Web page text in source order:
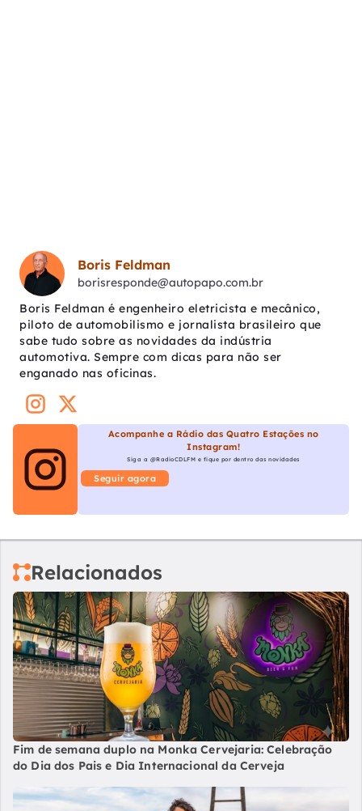
Boris Feldman
borisresponde@autopapo.com.br
Boris Feldman é engenheiro eletricista e mecânico,
piloto de automobilismo e jornalista brasileiro que
sabe tudo sobre as novidades da indústria
automotiva. Sempre com dicas para não ser
enganado nas oficinas.
Acompanhe a Rádio das Quatro Estações no
Instagram!
Siga a @RadioCDLFM e fique por dentro das novidades
Seguir agora
Relacionados
Fim de semana duplo na Monka Cervejaria: Celebração
do Dia dos Pais e Dia Internacional da Cerveja